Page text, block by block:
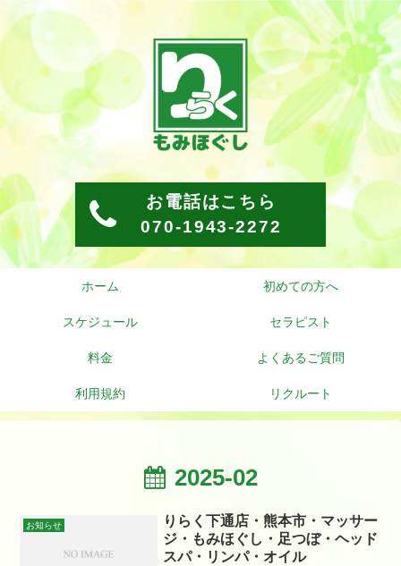
お電話はこちら
070-1943-2272
ホーム 初めての方へ
スケジュール セラピスト
料金 よくあるご質問
利用規約 リクルート
2025-02
お知らせ
りらく下通店・熊本市・マッサー
ジ・もみほぐし・足つぼ・ヘッド
スパ・リンパ・オイル